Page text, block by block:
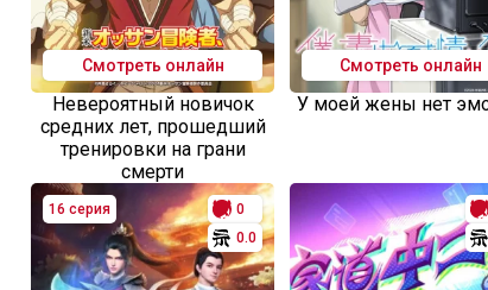
Смотреть онлайн
Невероятный новичок
средних лет, прошедший
тренировки на грани
смерти
Смотреть онлайн
У моей жены нет
16 серия
0
0.0